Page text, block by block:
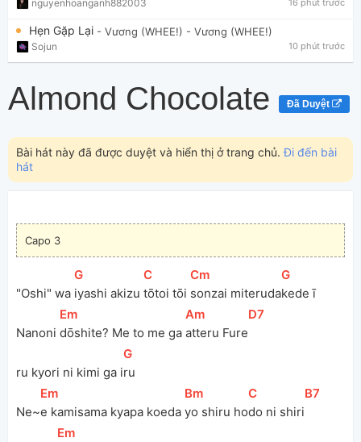
nguyenhoanganh882003 16 phút trước
Hẹn Gặp Lại - Vương (WHEE!) - Vương (WHEE!)
Sojun 10 phút trước
Almond Chocolate Đã Duyệt
Bài hát này đã được duyệt và hiển thị ở trang chủ.Đi đến bài
hát
Capo 3
"Oshi" wa
[
G
iyashi akizu
[
C
tōtoi tōi
[
Cm
sonzai miteruda
[
G
kede ī
Nanoni
[Em
dōshite? Me to me ga
[
Am
atteru Fure
[D7
ru kyori ni kimi ga i
[
G
ru
Ne~
[Em
e kamisama kyapa koeda
[Bm
yo shiru ho
[
C
do ni shiri
[B7
[Em